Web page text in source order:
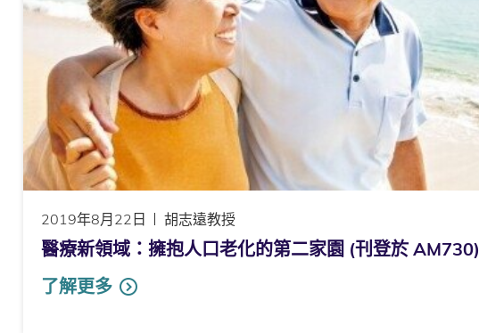
2019年8月22日 胡志遠教授
醫療新領域：擁抱人口老化的第二家園 (刊登於 AM730)
了解更多